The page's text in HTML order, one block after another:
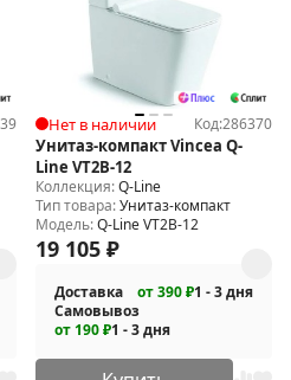
Нет в наличии Код:286370
Унитаз-компакт Vincea Q-
Line VT2B-12
Коллекция:Q-Line
Тип товара:Унитаз-компакт
Модель:Q-Line VT2B-12
19 105 ₽
Доставка от 390 ₽1 - 3 дня
Самовывоз
от 190 ₽1 - 3 дня